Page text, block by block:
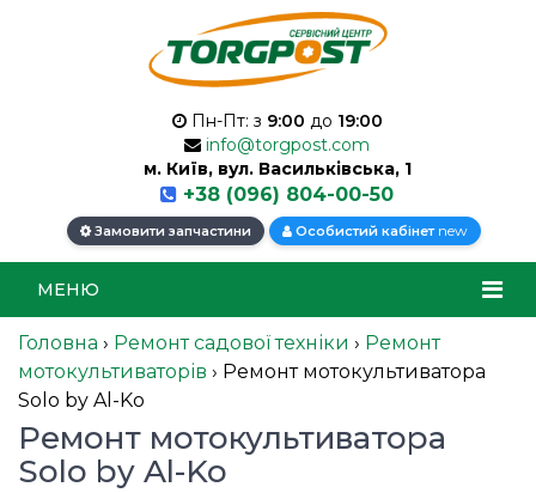
Пн-Пт: з 9:00 до 19:00
info@torgpost.com
м. Київ, вул. Васильківська, 1
+38 (096) 804-00-50
Замовити запчастини Особистий кабінет new
МЕНЮ
Головна › Ремонт садової техніки › Ремонт
мотокультиваторів › Ремонт мотокультиватора
Solo by Al-Ko
Ремонт мотокультиватора
Solo by Al-Ko